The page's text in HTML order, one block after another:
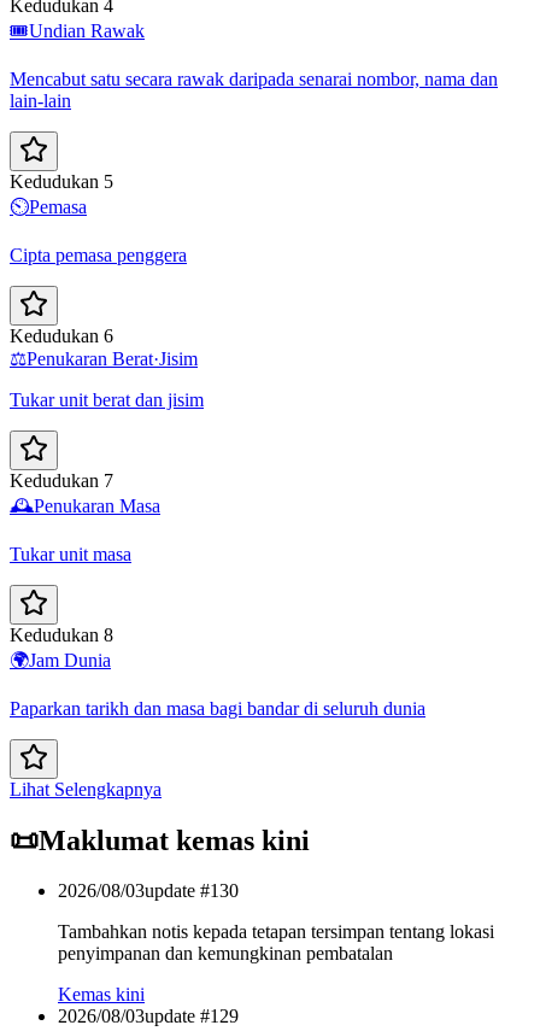
Kedudukan 4
🎟️Undian Rawak
Mencabut satu secara rawak daripada senarai nombor, nama dan
lain-lain
Kedudukan 5
⏲️Pemasa
Cipta pemasa penggera
Kedudukan 6
⚖️Penukaran Berat·Jisim
Tukar unit berat dan jisim
Kedudukan 7
🕰️Penukaran Masa
Tukar unit masa
Kedudukan 8
🌍Jam Dunia
Paparkan tarikh dan masa bagi bandar di seluruh dunia
Lihat Selengkapnya
📜Maklumat kemas kini
2026/08/03update #130
Tambahkan notis kepada tetapan tersimpan tentang lokasi
penyimpanan dan kemungkinan pembatalan
Kemas kini
2026/08/03update #129